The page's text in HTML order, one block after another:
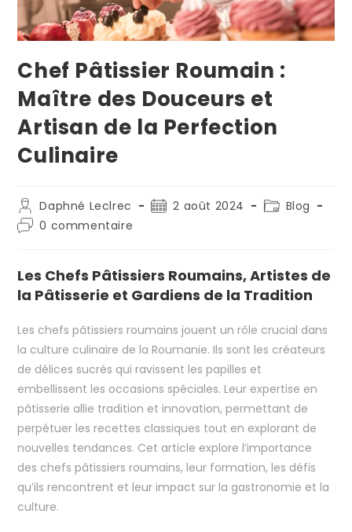
Chef Pâtissier Roumain :
Maître des Douceurs et
Artisan de la Perfection
Culinaire
Daphné Leclrec 2 août 2024
Blog
0 commentaire
Les Chefs Pâtissiers Roumains, Artistes de
la Pâtisserie et Gardiens de la Tradition
Les chefs pâtissiers roumains jouent un rôle crucial dans
la culture culinaire de la Roumanie. Ils sont les créateurs
de délices sucrés qui ravissent les papilles et
embellissent les occasions spéciales. Leur expertise en
pâtisserie allie tradition et innovation, permettant de
perpétuer les recettes classiques tout en explorant de
nouvelles tendances. Cet article explore l’importance
des chefs pâtissiers roumains, leur formation, les défis
qu’ils rencontrent et leur impact sur la gastronomie et la
culture.